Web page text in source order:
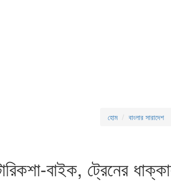
হোম
বাংলার সারাদেশ
বাইক, ট্রেনের